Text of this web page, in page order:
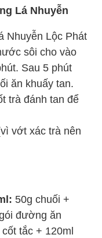
Lá Nhuyễn
Nhuyễn Lộc Phát
sôi cho vào
Sau 5 phút
ăn khuấy tan.
trà đánh tan để
vớt xác trà nên
50g chuối +
đường ăn
tắc + 120ml